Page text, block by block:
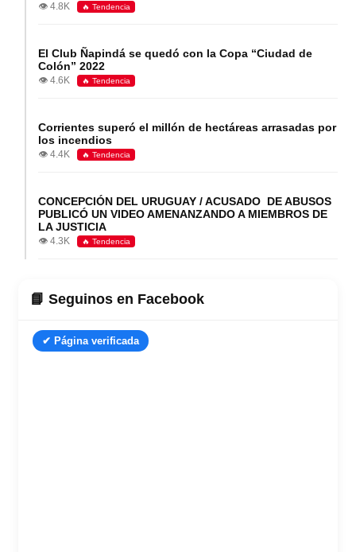
👁️ 4.8K 🔥 Tendencia
El Club Ñapindá se quedó con la Copa “Ciudad de
Colón” 2022
👁️ 4.6K 🔥 Tendencia
Corrientes superó el millón de hectáreas arrasadas por
los incendios
👁️ 4.4K 🔥 Tendencia
CONCEPCIÓN DEL URUGUAY / ACUSADO DE ABUSOS
PUBLICÓ UN VIDEO AMENANZANDO A MIEMBROS DE
LA JUSTICIA
👁️ 4.3K 🔥 Tendencia
📘 Seguinos en Facebook
✔ Página verificada